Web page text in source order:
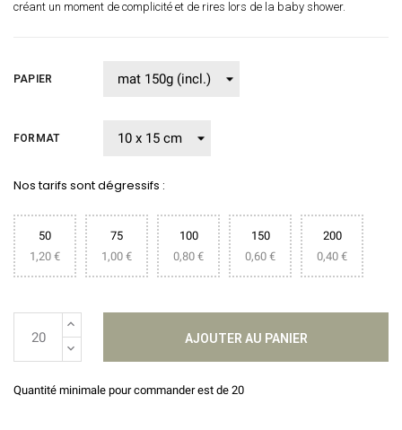
créant un moment de complicité et de rires lors de la baby shower.
PAPIER
FORMAT
Nos tarifs sont dégressifs :
50
1,20 €
75
1,00 €
100
0,80 €
150
0,60 €
200
0,40 €
AJOUTER AU PANIER
Quantité minimale pour commander est de 20